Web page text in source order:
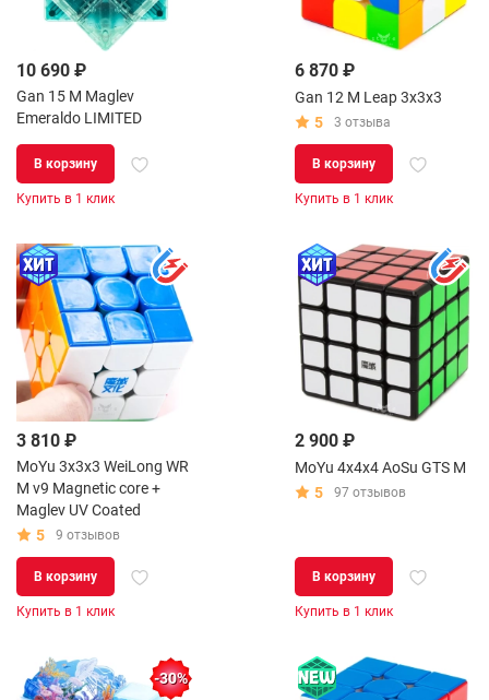
10 690 ₽
Gan 15 M Maglev
Emeraldo LIMITED
В корзину
Купить в 1 клик
6 870 ₽
Gan 12 M Leap 3x3x3
5
3 отзыва
В корзину
Купить в 1 клик
3 810 ₽
MoYu 3x3x3 WeiLong WR
M v9 Magnetic core +
Maglev UV Coated
5
9 отзывов
В корзину
Купить в 1 клик
2 900 ₽
MoYu 4x4x4 AoSu GTS M
5
97 отзывов
В корзину
Купить в 1 клик
-30%